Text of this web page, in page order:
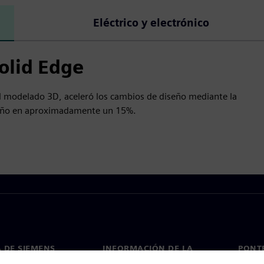
Eléctrico y electrónico
Edge
3D, aceleró los cambios de diseño mediante la
en aproximadamente un 15%.
DE SIEMENS
INFORMACIÓN DE LA